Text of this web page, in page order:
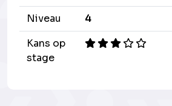
Niveau
4
Kans op
stage